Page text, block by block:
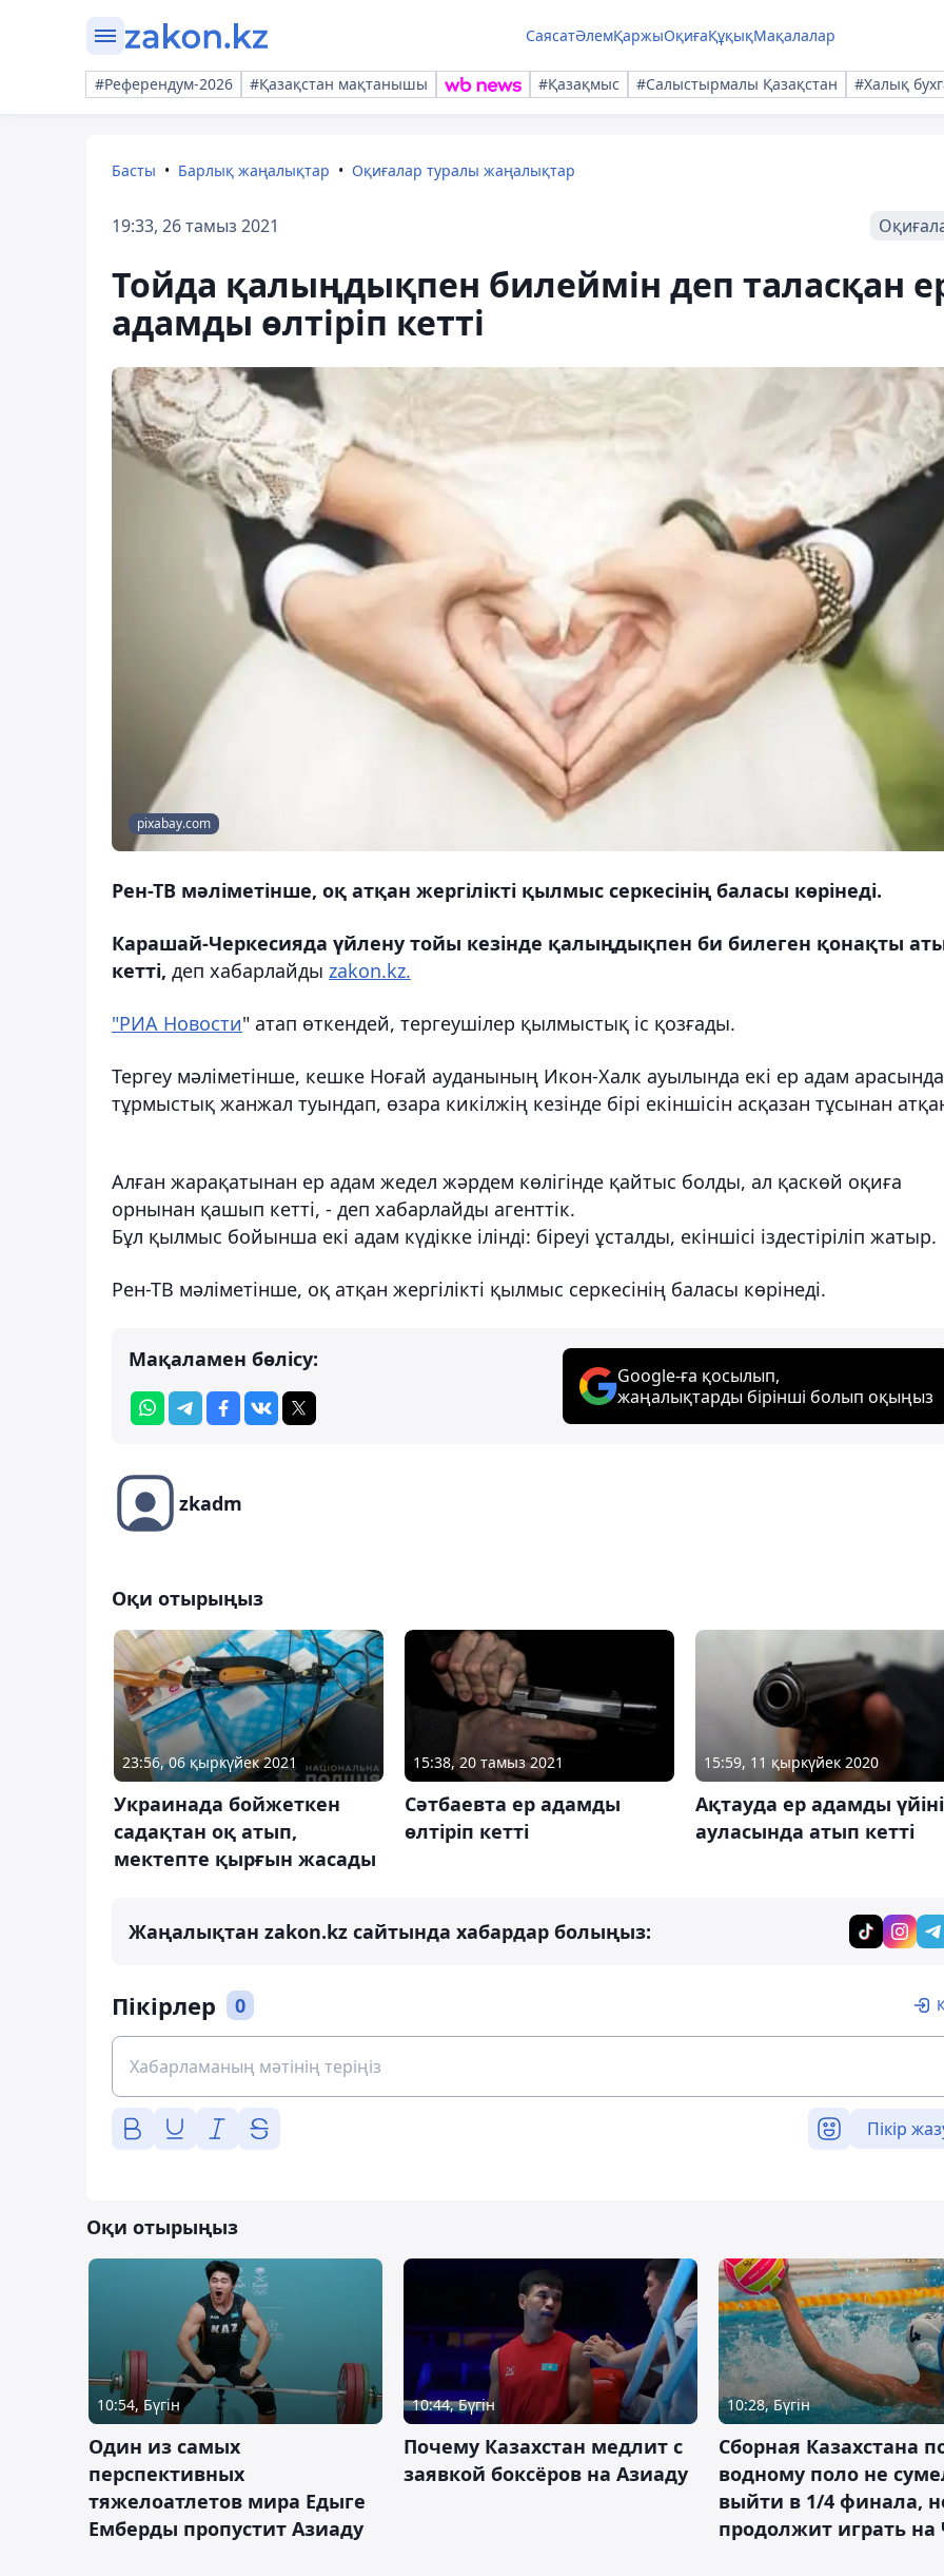
СаясатӘлемҚаржыОқиғаҚұқықМақалалар
#Референдум-2026 #Қазақстан мақтанышы #Қазақмыс #Салыстырмалы Қазақстан #Халық
Басты Барлық жаңалықтар Оқиғалар туралы жаңалықтар
19:33, 26 тамыз 2021
Тойда қалыңдықпен билеймін деп таласқан
адамды өлтіріп кетті
pixabay.com
Рен-ТВ мәліметінше, оқ атқан жергілікті қылмыс серкесінің баласы көрінеді.
Карашай-Черкесияда үйлену тойы кезінде қалыңдықпен би билеген қонақты
кетті, деп хабарлайды zakon.kz.
"РИА Новости" атап өткендей, тергеушілер қылмыстық іс қозғады.
Тергеу мәліметінше, кешке Ноғай ауданының Икон-Халк ауылында екі ер адам арасында
тұрмыстық жанжал туындап, өзара кикілжің кезінде бірі екіншісін асқазан тұсынан
Алған жарақатынан ер адам жедел жәрдем көлігінде қайтыс болды, ал қаскөй оқиға
орнынан қашып кетті, - деп хабарлайды агенттік.
Бұл қылмыс бойынша екі адам күдікке ілінді: біреуі ұсталды, екіншісі іздестіріліп жатыр.
Рен-ТВ мәліметінше, оқ атқан жергілікті қылмыс серкесінің баласы көрінеді.
Мақаламен бөлісу:
Google-ға қосылып,
жаңалықтарды бірінші болып оқыңыз
zkadm
Оқи отырыңыз
23:56, 06 қыркүйек 2021
Украинада бойжеткен
садақтан оқ атып,
мектепте қырғын жасады
15:38, 20 тамыз 2021
Сәтбаевта ер адамды
өлтіріп кетті
15:59, 11 қыркүйек 2020
Ақтауда ер адамды
ауласында атып кетті
Жаңалықтан zakon.kz сайтында хабардар болыңыз:
Пікірлер 0
Пікір
Оқи отырыңыз
10:54, Бүгін
Один из самых
перспективных
тяжелоатлетов мира Едыге
Емберды пропустит Азиаду
10:44, Бүгін
Почему Казахстан медлит с
заявкой боксёров на Азиаду
10:28, Бүгін
Сборная Казахстана
водному поло не
выйти в 1/4 финала,
продолжит играть